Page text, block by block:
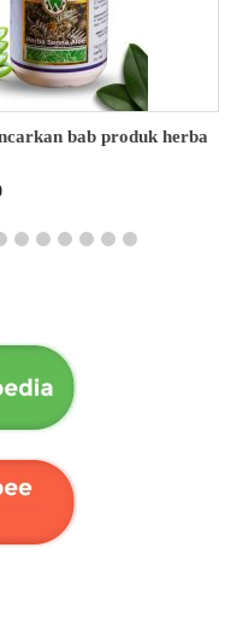
bab produk herba